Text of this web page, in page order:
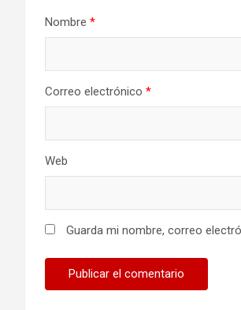
Nombre *
Correo electrónico *
Web
Guarda mi nombre, correo